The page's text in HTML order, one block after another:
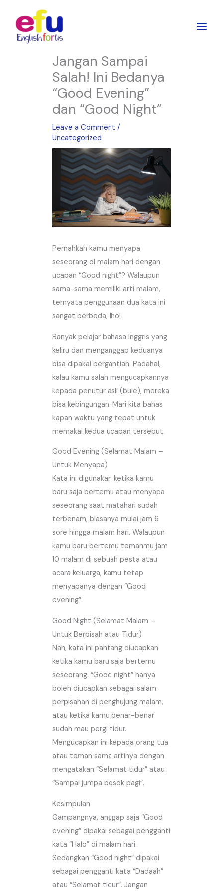
content
Jangan Sampai
Salah! Ini Bedanya
“Good Evening”
dan “Good Night”
Leave a Comment /
Uncategorized
Pernahkah kamu menyapa
seseorang di malam hari dengan
ucapan “Good night”? Walaupun
sama-sama memiliki arti malam,
ternyata penggunaan dua kata ini
sangat berbeda, lho!
Banyak pelajar bahasa Inggris yang
keliru dan menganggap keduanya
bisa dipakai bergantian. Padahal,
kalau kamu salah mengucapkannya
kepada penutur asli (bule), mereka
bisa kebingungan. Mari kita bahas
kapan waktu yang tepat untuk
memakai kedua ucapan tersebut.
Good Evening (Selamat Malam –
Untuk Menyapa)
Kata ini digunakan ketika kamu
baru saja bertemu atau menyapa
seseorang saat matahari sudah
terbenam, biasanya mulai jam 6
sore hingga malam hari. Walaupun
kamu baru bertemu temanmu jam
10 malam di sebuah pesta atau
acara keluarga, kamu tetap
menyapanya dengan “Good
evening”.
Good Night (Selamat Malam –
Untuk Berpisah atau Tidur)
Nah, kata ini pantang diucapkan
ketika kamu baru saja bertemu
seseorang. “Good night” hanya
boleh diucapkan sebagai salam
perpisahan di penghujung malam,
atau ketika kamu benar-benar
sudah mau pergi tidur.
Mengucapkan ini kepada orang tua
atau teman sama artinya dengan
mengatakan “Selamat tidur” atau
“Sampai jumpa besok pagi”.
Kesimpulan
Gampangnya, anggap saja “Good
evening” dipakai sebagai pengganti
kata “Halo” di malam hari.
Sedangkan “Good night” dipakai
sebagai pengganti kata “Dadaah”
atau “Selamat tidur”. Jangan